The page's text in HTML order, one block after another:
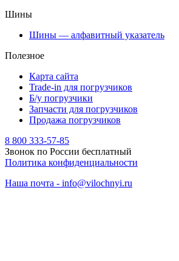
Шины
Шины — алфавитный указатель
Полезное
Карта сайта
Trade-in для погрузчиков
Б/у погрузчики
Запчасти для погрузчиков
Продажа погрузчиков
8 800 333-57-85
Звонок по России бесплатный
Политика конфиденциальности
Наша почта - info@vilochnyi.ru